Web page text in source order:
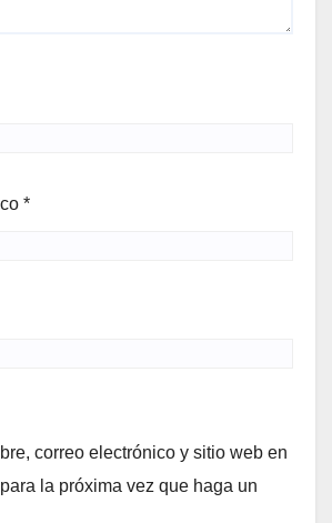
*
correo electrónico y sitio web en
la próxima vez que haga un